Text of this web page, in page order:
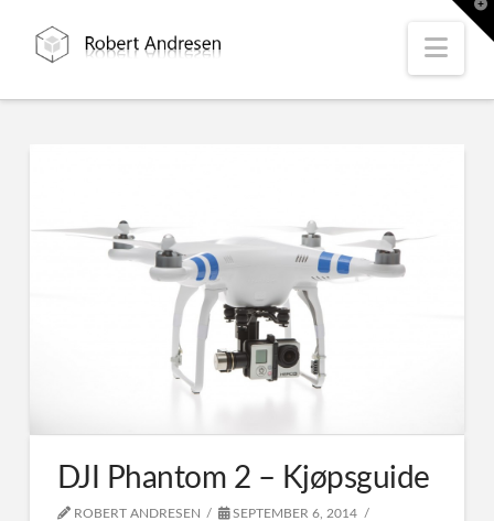
DJI Phantom 2 – Kjøpsguide
ROBERT ANDRESEN
SEPTEMBER 6, 2014